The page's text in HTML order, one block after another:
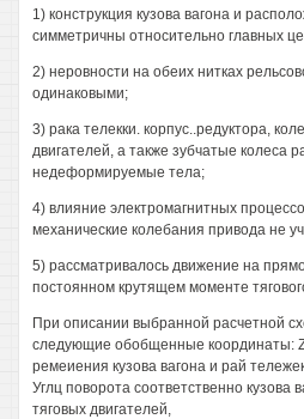
1) конструкция кузова вагона и
симметричны относительно главных
2) неровности на обеих нитках
одинаковыми;
3) рака телекки. корпус..редуктора,
двигателей, а также зубчатые колеса
недеформируемые тела;
4) влияние электромагнитных
механические колебания привода не
5) рассматривалось движение на
постоянном крутящем моменте
При описании выбранной расчетной
следующие обобщенные координаты:
ремеиения кузова вагона и рай
Углц поворота соответственно кузова
тяговых двигателей,